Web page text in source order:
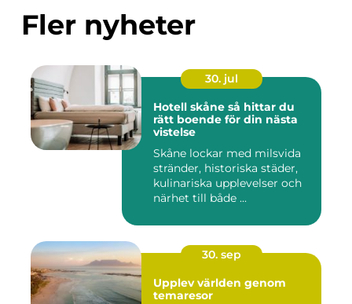
Fler nyheter
30. jul
Hotell skåne så hittar du
rätt boende för din nästa
vistelse
Skåne lockar med milsvida
stränder, historiska städer,
kulinariska upplevelser och
närhet till både ...
30. sep
Upplev världen genom
temaresor